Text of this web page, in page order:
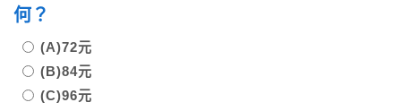
何？
(A)72元
(B)84元
(C)96元